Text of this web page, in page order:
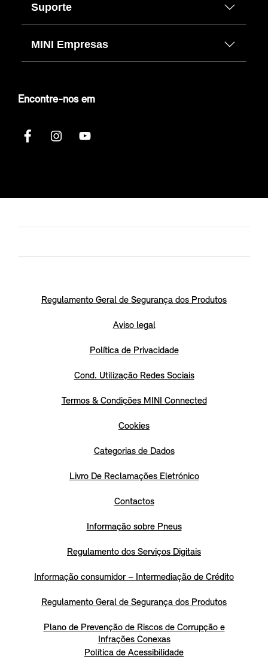
Suporte
MINI Empresas
Encontre-nos em
Regulamento Geral de Segurança dos Produtos
Aviso legal
Política de Privacidade
Cond. Utilização Redes Sociais
Termos & Condições MINI Connected
Cookies
Categorias de Dados
Livro De Reclamações Eletrónico
Contactos
Informação sobre Pneus
Regulamento dos Serviços Digitais
Informação consumidor – Intermediação de Crédito
Regulamento Geral de Segurança dos Produtos
Plano de Prevenção de Riscos de Corrupção e
Infrações Conexas
Política de Acessibilidade